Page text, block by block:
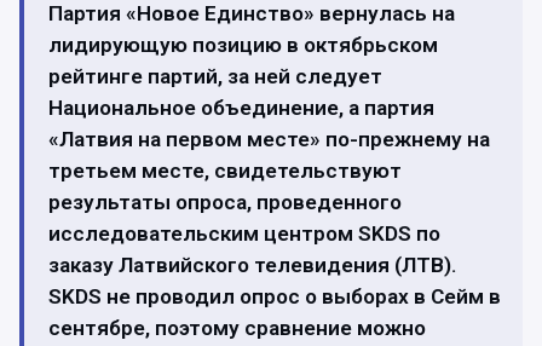
Партия «Новое Единство» вернулась на
лидирующую позицию в октябрьском
рейтинге партий, за ней следует
Национальное объединение, а партия
«Латвия на первом месте» по-прежнему на
третьем месте, свидетельствуют
результаты опроса, проведенного
исследовательским центром SKDS по
заказу Латвийского телевидения (ЛТВ).
SKDS не проводил опрос о выборах в Сейм в
сентябре, поэтому сравнение можно